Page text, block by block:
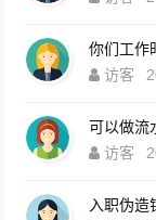
你们工作
访客
可以做流
访客
入职伪造